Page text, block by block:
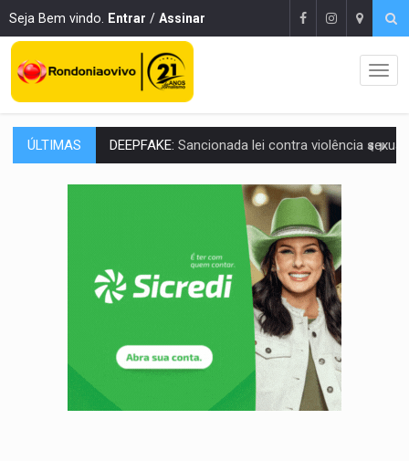
Seja Bem vindo. Entrar / Assinar
ÚLTIMAS COLEGIADO:Brasil e Rússia discutem energia nuclear, defesa e
URGENTE:Colisão entre caminhão e carro deixa quatro mortos e um em
Amazônia Negra ganha projeção nacional com participação de
Porto Velho tem chances de chuvas isoladas nesta
SINDICATOS UNIDOS: Assembleia Geral delibera greve da educação
Rondoniaovivo abre oficina de Comunicação com
AGOSTO LILÁS:MPRO lança de portal e promove reflexão sobre trajetória da
REGULARIZAÇÃO:Refis 2026 segue até o fim do ano para